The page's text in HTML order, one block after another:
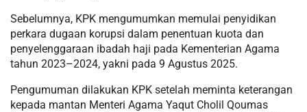
Sebelumnya, KPK mengumumkan memulai penyidikan
perkara dugaan korupsi dalam penentuan kuota dan
penyelenggaraan ibadah haji pada Kementerian Agama
tahun 2023–2024, yakni pada 9 Agustus 2025.
Pengumuman dilakukan KPK setelah meminta keterangan
kepada mantan Menteri Agama Yaqut Cholil Qoumas